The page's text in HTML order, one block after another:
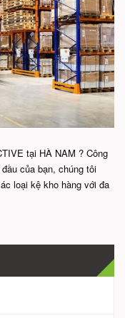
tại HÀ NAM ? Công
của bạn, chúng tôi
loại kệ kho hàng với đa